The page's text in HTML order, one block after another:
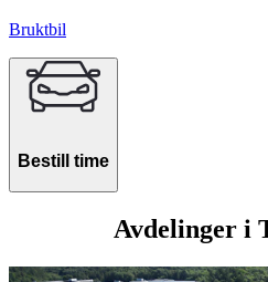
Bruktbil
Bestill time
Avdelinger i